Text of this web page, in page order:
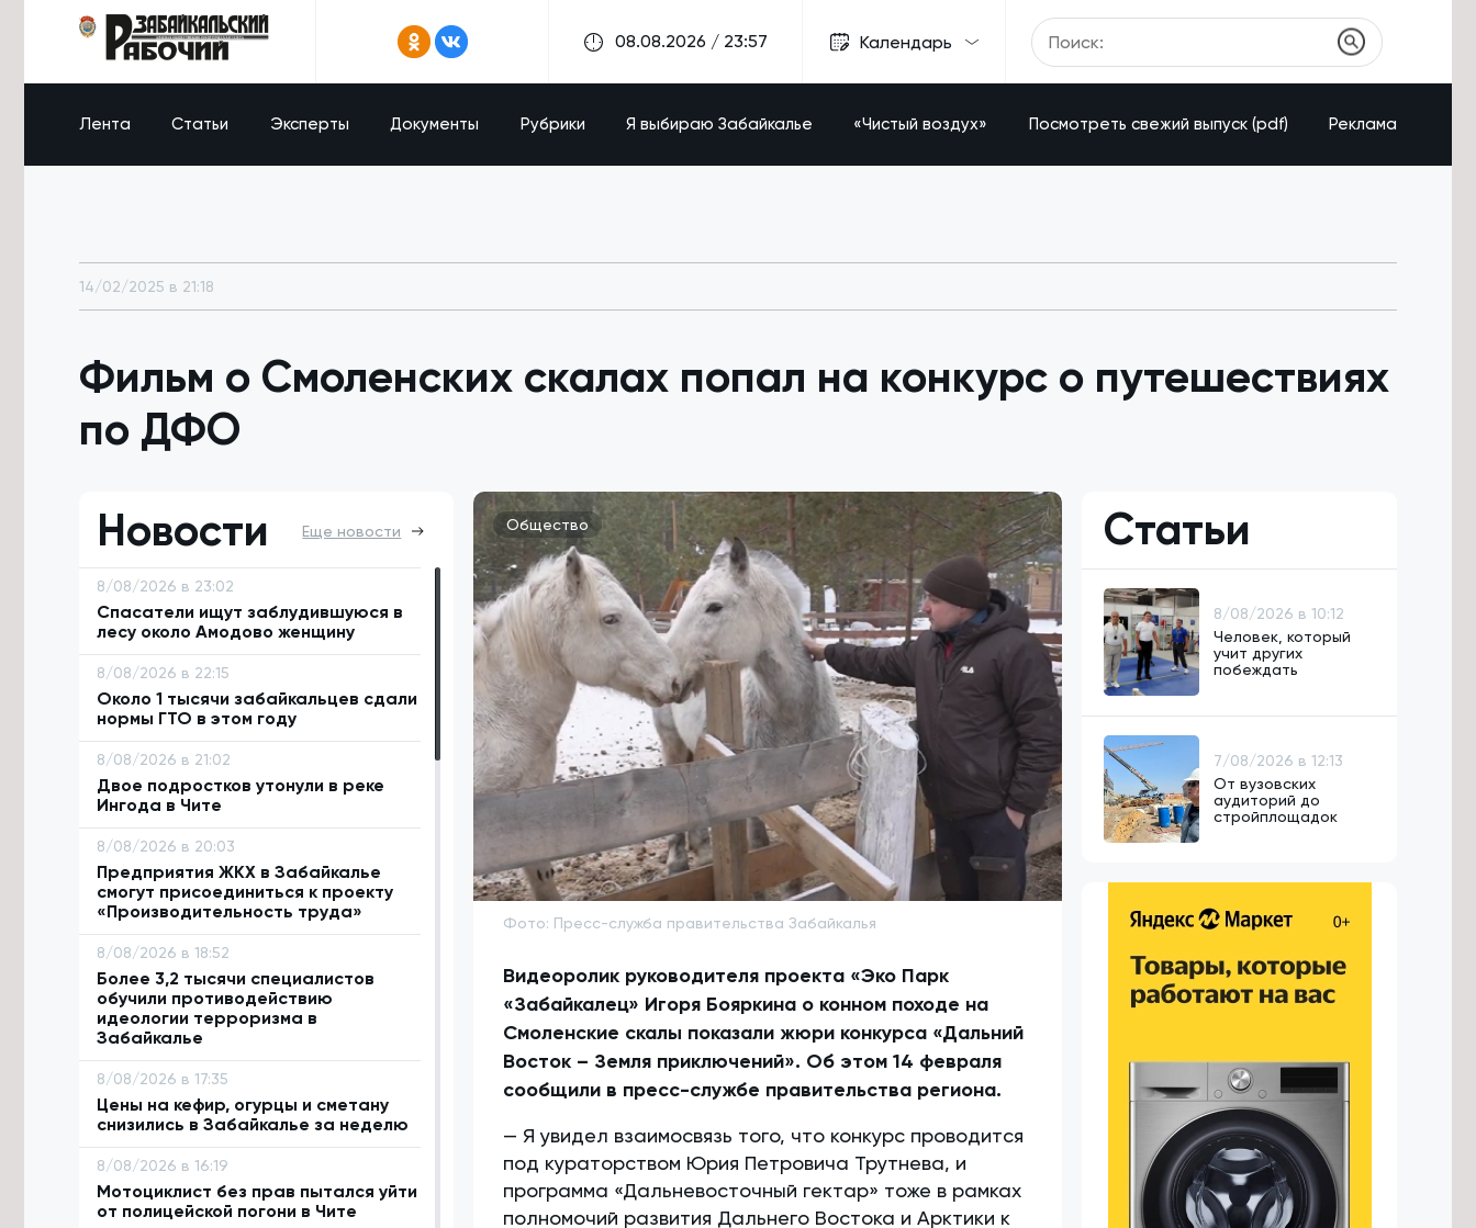
08.08.2026 / 23:57 Календарь
Лента Статьи Эксперты Документы Рубрики Я выбираю Забайкалье «Чистый воздух» Посмотреть свежий выпуск (pdf) Реклама
14/02/2025 в 21:18
Фильм о Смоленских скалах попал на конкурс о путешествиях
по ДФО
Новости
Еще новости
8/08/2026 в 23:02
Спасатели ищут заблудившуюся в
лесу около Амодово женщину
8/08/2026 в 22:15
Около 1 тысячи забайкальцев сдали
нормы ГТО в этом году
8/08/2026 в 21:02
Двое подростков утонули в реке
Ингода в Чите
8/08/2026 в 20:03
Предприятия ЖКХ в Забайкалье
смогут присоединиться к проекту
«Производительность труда»
8/08/2026 в 18:52
Более 3,2 тысячи специалистов
обучили противодействию
идеологии терроризма в
Забайкалье
8/08/2026 в 17:35
Цены на кефир, огурцы и сметану
снизились в Забайкалье за неделю
8/08/2026 в 16:19
Мотоциклист без прав пытался уйти
от полицейской погони в Чите
Общество
Фото: Пресс-служба правительства Забайкалья
Видеоролик руководителя проекта «Эко Парк
«Забайкалец» Игоря Бояркина о конном походе на
Смоленские скалы показали жюри конкурса «Дальний
Восток – Земля приключений». Об этом 14 февраля
сообщили в пресс-службе правительства региона.
— Я увидел взаимосвязь того, что конкурс проводится
под кураторством Юрия Петровича Трутнева, и
программа «Дальневосточный гектар» тоже в рамках
полномочий развития Дальнего Востока и Арктики к
Статьи
8/08/2026 в 10:12
Человек, который
учит других
побеждать
7/08/2026 в 12:13
От вузовских
аудиторий до
стройплощадок